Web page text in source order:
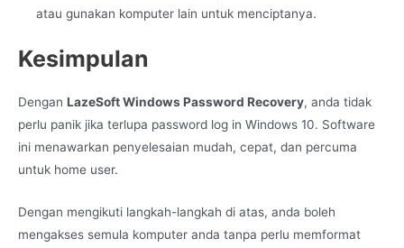
atau gunakan komputer lain untuk menciptanya.
Kesimpulan
Dengan LazeSoft Windows Password Recovery, anda tidak
perlu panik jika terlupa password log in Windows 10. Software
ini menawarkan penyelesaian mudah, cepat, dan percuma
untuk home user.
Dengan mengikuti langkah-langkah di atas, anda boleh
mengakses semula komputer anda tanpa perlu memformat